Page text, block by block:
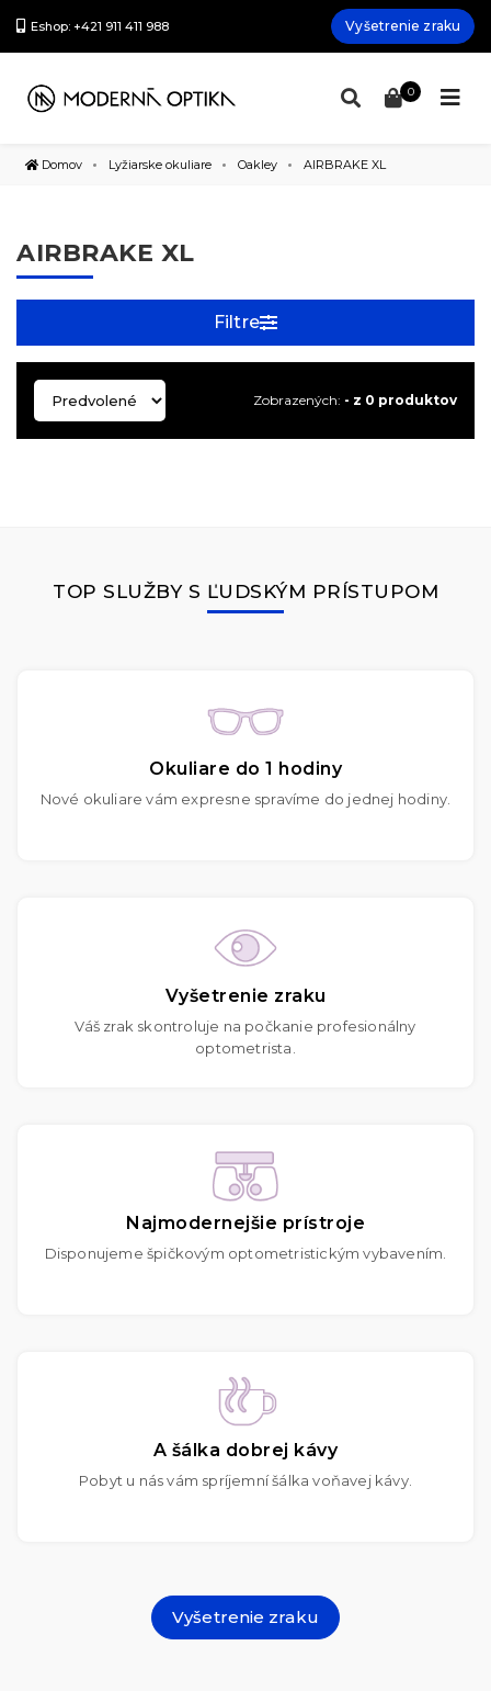
Eshop: +421 911 411 988 Vyšetrenie zraku
0
Domov Lyžiarske okuliare Oakley AIRBRAKE XL
AIRBRAKE XL
Filtre
Zobrazených: - z 0 produktov
TOP SLUŽBY S ĽUDSKÝM PRÍSTUPOM
Okuliare do 1 hodiny
Nové okuliare vám expresne spravíme do jednej hodiny.
Vyšetrenie zraku
Váš zrak skontroluje na počkanie profesionálny
optometrista.
Najmodernejšie prístroje
Disponujeme špičkovým optometristickým vybavením.
A šálka dobrej kávy
Pobyt u nás vám spríjemní šálka voňavej kávy.
Vyšetrenie zraku